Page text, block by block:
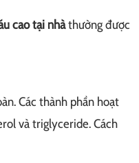
cao tại nhàthường được
Các thành phần hoạt
và triglyceride. Cách